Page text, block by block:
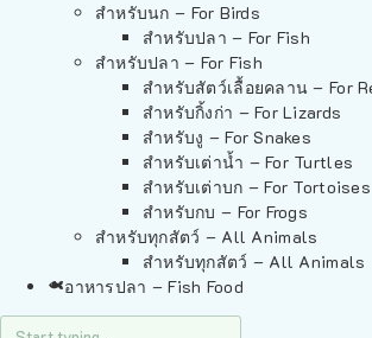
สำหรับนก – For Birds
สำหรับปลา – For Fish
สำหรับปลา – For Fish
สำหรับสัตว์เลื้อยคลาน – For
สำหรับกิ้งก่า – For Lizards
สำหรับงู – For Snakes
สำหรับเต่าน้ำ – For Turtles
สำหรับเต่าบก – For Tortoises
สำหรับกบ – For Frogs
สำหรับทุกสัตว์ – All Animals
สำหรับทุกสัตว์ – All Animals
อาหารปลา – Fish Food